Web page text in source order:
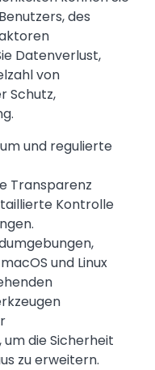
des
Datenverlust,
von
Schutz,
und regulierte
Transparenz
Kontrolle
und Linux
die Sicherheit
zu erweitern.